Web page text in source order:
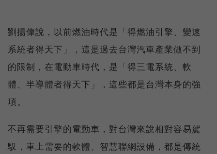
劉揚偉說，以前燃油時代是「得燃油引擎、變速
系統者得天下」，這是過去台灣汽車產業做不到
的限制，在電動車時代，是「得三電系統、軟
體、半導體者得天下」，這些都是台灣本身的強
項。
不再需要引擎的電動車，對台灣來說相對容易駕
馭，車上需要的軟體、智慧聯網設備，都是傳統